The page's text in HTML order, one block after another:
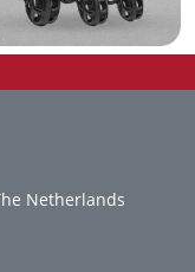
Netherlands